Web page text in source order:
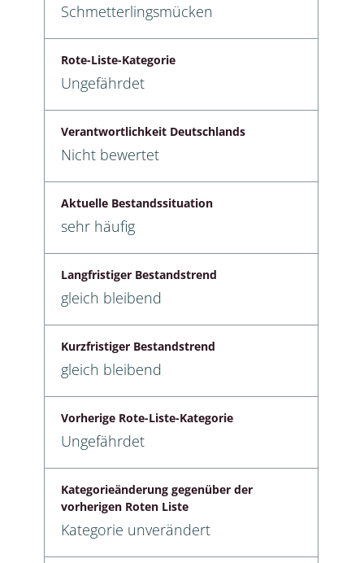
Schmetterlingsmücken
Rote-Liste-Kategorie
Ungefährdet
Verantwortlichkeit Deutschlands
Nicht bewertet
Aktuelle Bestandssituation
sehr häufig
Langfristiger Bestandstrend
gleich bleibend
Kurzfristiger Bestandstrend
gleich bleibend
Vorherige Rote-Liste-Kategorie
Ungefährdet
Kategorieänderung gegenüber der
vorherigen Roten Liste
Kategorie unverändert